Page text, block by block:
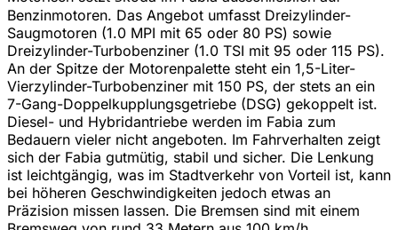
Benzinmotoren. Das Angebot umfasst Dreizylinder-
Saugmotoren (1.0 MPI mit 65 oder 80 PS) sowie
Dreizylinder-Turbobenziner (1.0 TSI mit 95 oder 115 PS).
An der Spitze der Motorenpalette steht ein 1,5-Liter-
Vierzylinder-Turbobenziner mit 150 PS, der stets an ein
7-Gang-Doppelkupplungsgetriebe (DSG) gekoppelt ist.
Diesel- und Hybridantriebe werden im Fabia zum
Bedauern vieler nicht angeboten. Im Fahrverhalten zeigt
sich der Fabia gutmütig, stabil und sicher. Die Lenkung
ist leichtgängig, was im Stadtverkehr von Vorteil ist, kann
bei höheren Geschwindigkeiten jedoch etwas an
Präzision missen lassen. Die Bremsen sind mit einem